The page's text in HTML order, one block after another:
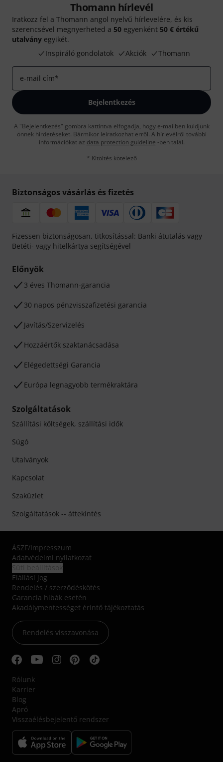
Thomann hírlevél
Iratkozz fel a Thomann angol nyelvű hírlevelére, és kis
szerencsével megnyerheted a 50 egyenként 50 € értékű
utalvány egyikét.
Inspiráló gondolatok
Akciók Thomann
e-mail cím*
Bejelentkezés
A "Bejelentkezés" gombra kattintva elfogadja, hogy e-mailben küldjünk
önnek hirdetéseket. Bármikor leiratkozhat erről. A hírlevélről további
információkat az data protection guideline -ben talál.
* Kitöltés kötelező
Biztonságos vásárlás és fizetés
Fizessen biztonságosan, titkosítással: Banki átutalás vagy
Betéti- vagy hitelkártya segítségével
Előnyök
3 éves Thomann-garancia
30 napos pénzvisszafizetési garancia
Javítás/Szervizelés
Hozzáértők szaktanácsadása
Elégedettségi Garancia
Európa legnagyobb termékraktára
Szolgáltatások
Szállítási költségek, szállítási idők
Súgó
Utalványok
Kapcsolat
Szaküzlet
Szolgáltatások -- áttekintés
ÁSZF/Impresszum
Adatvédelmi nyilatkozat
Elállási jog
Rendelés / szerződéskötés
Garancia hibák esetén
Akadálymentességet érintő tájékoztatás
Rendelés visszavonása
Rólunk
Karrier
Blog
Apró
Visszaélésbejelentő rendszer